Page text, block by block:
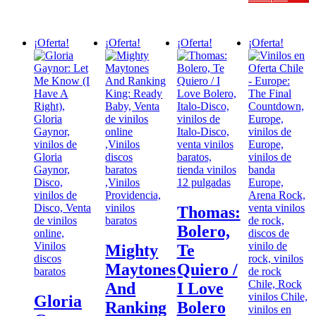
¡Oferta!
Gloria
¡Oferta!
Mighty
Maytones
And
Ranking
¡Oferta!
Thomas:
Bolero,
Te
Quiero /
I Love
Bolero
¡Oferta!